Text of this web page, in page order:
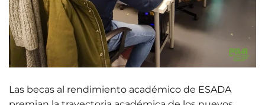
Las becas al rendimiento académico de ESADA